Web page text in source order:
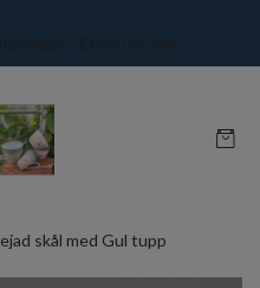
skål med Gul tupp